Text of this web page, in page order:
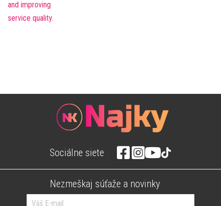
Sociálne siete
Nezmeškaj súťaže a novinky